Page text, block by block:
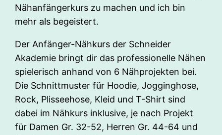
Nähanfängerkurs zu machen und ich bin
mehr als begeistert.
Der Anfänger-Nähkurs der Schneider
Akademie bringt dir das professionelle Nähen
spielerisch anhand von 6 Nähprojekten bei.
Die Schnittmuster für Hoodie, Jogginghose,
Rock, Plisseehose, Kleid und T-Shirt sind
dabei im Nähkurs inklusive, je nach Projekt
für Damen Gr. 32-52, Herren Gr. 44-64 und